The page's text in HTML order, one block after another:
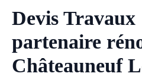
Devis Travaux
partenaire
Châteauneuf